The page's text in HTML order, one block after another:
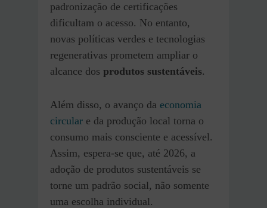
padronização de certificações
dificultam o acesso. No entanto,
novas políticas verdes e tecnologias
regenerativas prometem ampliar o
alcance dos produtos sustentáveis.
Além disso, o avanço da economia
circular e da produção local torna o
consumo mais consciente e acessível.
Assim, espera-se que, até 2026, a
adoção de produtos sustentáveis se
torne um padrão social, não somente
uma escolha individual.